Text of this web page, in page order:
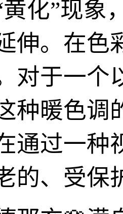
化”现象
伸。在色
对于一
种暖色调
通过一种
的、受保